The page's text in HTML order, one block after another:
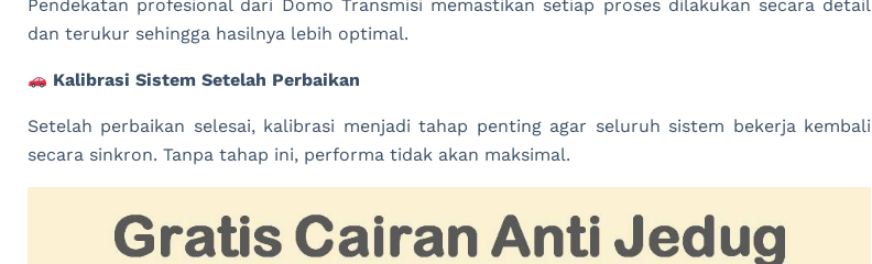
Pendekatan profesional dari Domo Transmisi memastikan setiap proses dilakukan secara detail
dan terukur sehingga hasilnya lebih optimal.
Kalibrasi Sistem Setelah Perbaikan
Setelah perbaikan selesai, kalibrasi menjadi tahap penting agar seluruh sistem bekerja kembali
secara sinkron. Tanpa tahap ini, performa tidak akan maksimal.